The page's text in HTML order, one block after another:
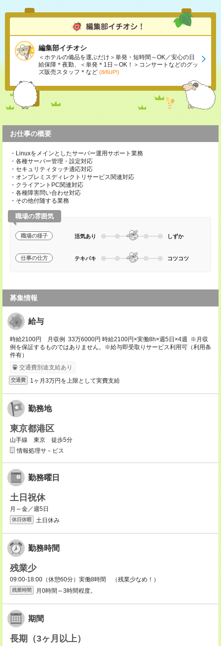
編集部イチオシ
＜ホテルの備品を運ぶだけ＞単発・短時間～OK／安心の日
給保障＊夜勤、＜単発＊1日～OK！＞コンサートなどのグッ
ズ販売スタッフ＊など (8/6UP!)
お仕事の概要
・Linuxをメインとしたサーバー運用サポート業務
・各種サーバー管理・設定対応
・セキュリティタッチ適応対応
・オンプレミスディレクトリサービス関連対応
・クライアントPC関連対応
・各種障害問い合わせ対応
・その他付随する業務
職場の雰囲気
職場の様子 活気あり しずか
仕事の仕方 テキパキ コツコツ
募集情報
給与
時給2100円 月収例 33万6000円 時給2100円×実働8h×週5日×4週 ※月収
例を保証するものではありません。※給与即受取りサービス利用可（利用条
件有）
交通費別途支給あり
交通費 1ヶ月3万円を上限として実費支給
勤務地
東京都港区
山手線 東京 徒歩5分
情報処理サ－ビス
勤務曜日
土日祝休
月～金／週5日
休日休暇 土日休み
勤務時間
残業少
09:00-18:00（休憩60分）実働8時間 （残業少なめ！）
残業時間 月0時間～3時間程度。
期間
長期（3ヶ月以上）